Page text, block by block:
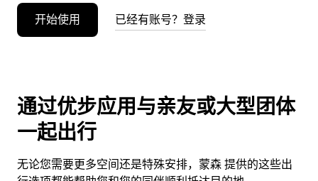
开始使用 已经有账号？登录
通过优步应用与亲友或大型团体
一起出行
无论您需要更多空间还是特殊安排，蒙森 提供的这些出